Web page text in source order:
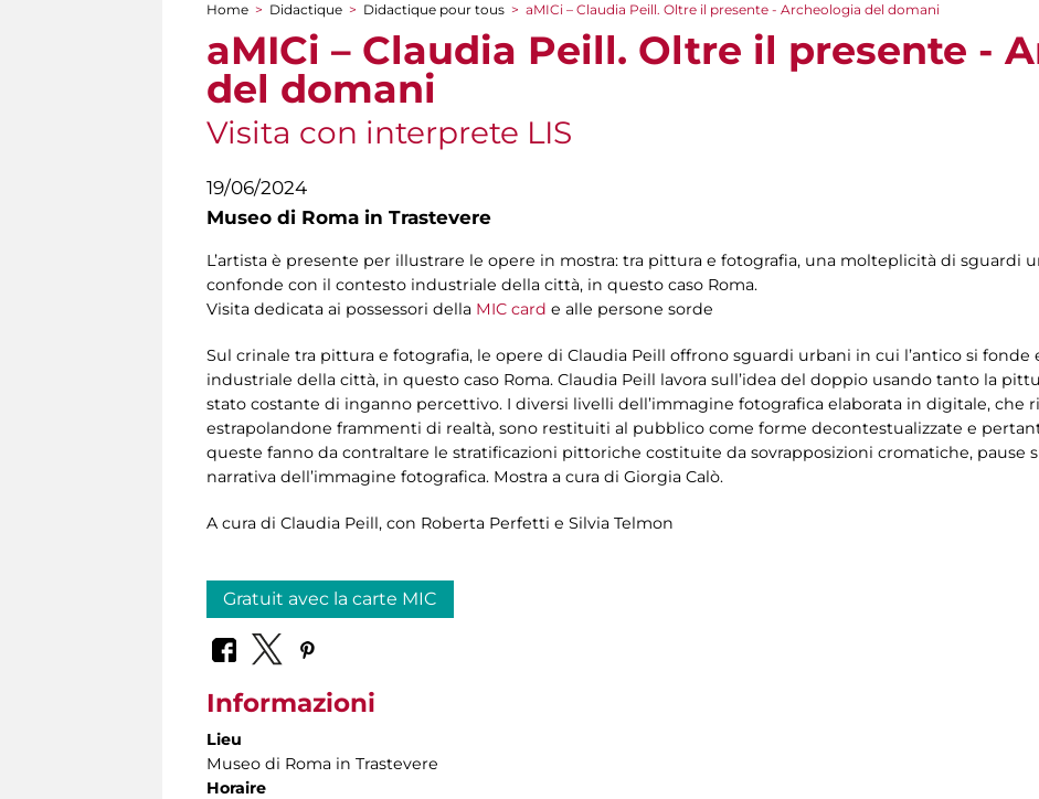
You are here
Home > Didactique > Didactique pour tous > aMICi – Claudia Peill. Oltre il presente - Archeologia del domani
aMICi – Claudia Peill. Oltre il presente -
del domani
Visita con interprete LIS
19/06/2024
Museo di Roma in Trastevere
L’artista è presente per illustrare le opere in mostra: tra pittura e fotografia, una molteplicità di sguardi
confonde con il contesto industriale della città, in questo caso Roma.
Visita dedicata ai possessori della MIC card e alle persone sorde
Sul crinale tra pittura e fotografia, le opere di Claudia Peill offrono sguardi urbani in cui l’antico si
industriale della città, in questo caso Roma. Claudia Peill lavora sull’idea del doppio usando tanto la
stato costante di inganno percettivo. I diversi livelli dell’immagine fotografica elaborata in digitale, che
estrapolandone frammenti di realtà, sono restituiti al pubblico come forme decontestualizzate e
queste fanno da contraltare le stratificazioni pittoriche costituite da sovrapposizioni cromatiche, pause
narrativa dell’immagine fotografica. Mostra a cura di Giorgia Calò.
A cura di Claudia Peill, con Roberta Perfetti e Silvia Telmon
Gratuit avec la carte MIC
Informazioni
Lieu
Museo di Roma in Trastevere
Horaire